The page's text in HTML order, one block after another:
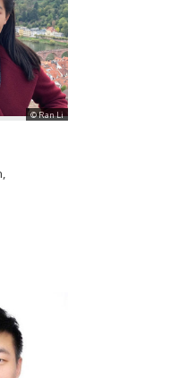
© Ran Li